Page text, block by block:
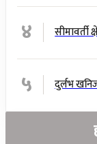
४ सीमावर्ती
५ दुर्लभ